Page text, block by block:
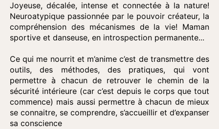
Joyeuse, décalée, intense et connectée à la nature!
Neuroatypique passionnée par le pouvoir créateur, la
compréhension des mécanismes de la vie! Maman
sportive et danseuse, en introspection permanente...
Ce qui me nourrit et m’anime c’est de transmettre des
outils, des méthodes, des pratiques, qui vont
permettre à chacun de retrouver le chemin de la
sécurité intérieure (car c’est depuis le corps que tout
commence) mais aussi permettre à chacun de mieux
se connaitre, se comprendre, s’accueillir et d’expanser
sa conscience